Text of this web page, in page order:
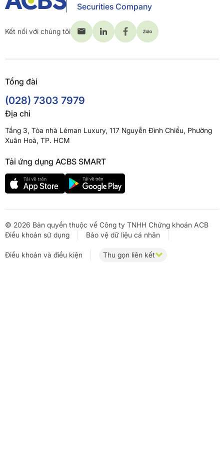
Securities Company
Kết nối với chúng tôi
Tổng đài
(028) 7303 7979
Địa chỉ
Tầng 3, Tòa nhà Léman Luxury, 117 Nguyễn Đình Chiểu, Phường
Xuân Hoà, TP. HCM
Tải ứng dụng ACBS SMART
© 2026 Bản quyền thuộc về Công ty TNHH Chứng khoán ACB
Điều khoản sử dụng
Bảo vệ dữ liệu cá nhân
Điều khoản và điều kiện Thu gọn liên kết